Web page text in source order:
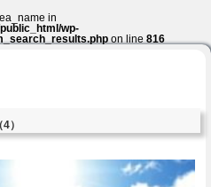
in
wp-
on line816
（4）